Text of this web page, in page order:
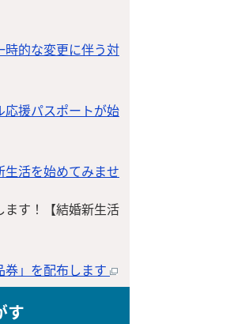
時的な変更に伴う対
応援パスポートが始
生活を始めてみませ
ます！【結婚新生活
券」を配布します
す